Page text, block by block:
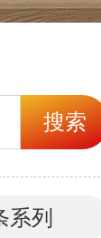
搜索
系列